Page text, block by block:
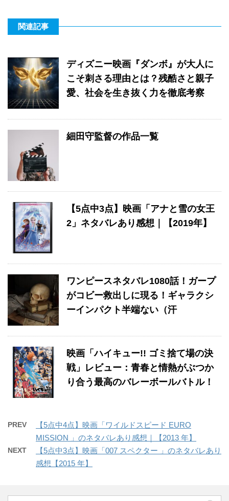
関連記事
ディズニー映画『ダンボ』が大人に
こそ刺さる理由とは？残酷さと親子
愛、社会を生き抜く力を徹底考察
細田守監督の作品一覧
【5点中3点】映画「アナと雪の女王
2」ネタバレあり感想｜【2019年】
ワンピースネタバレ1080話！ガープ
がコビー救出しに現る！ギャラクシ
ーインパクト半端ない（汗
映画「ハイキュー!! ゴミ捨て場の決
戦」レビュー：青春と情熱がぶつか
り合う最高のバレーボールバトル！
PREV
【5点中4点】映画「ワイルドスピード EURO
MISSION 」のネタバレあり感想｜【2013 年】
NEXT
【5点中3点】映画「007 スペクター 」のネタバレあり
感想【2015 年】